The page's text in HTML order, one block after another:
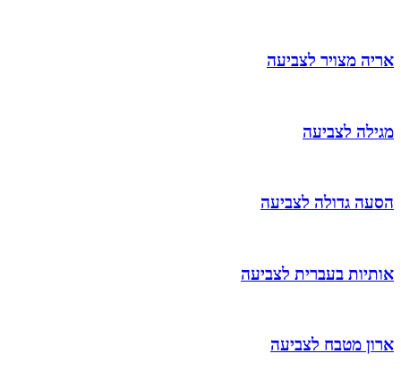
אריה מצויר לצביעה
מגילה לצביעה
הסעה גדולה לצביעה
אותיות בעברית לצביעה
ארון מטבח לצביעה